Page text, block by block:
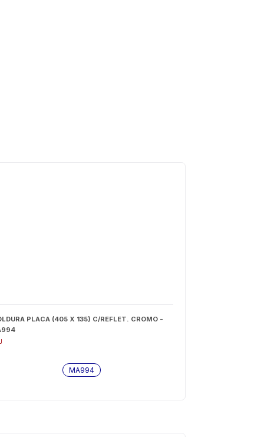
PLACA (405 X 135) C/REFLET. CROMO -
MA994